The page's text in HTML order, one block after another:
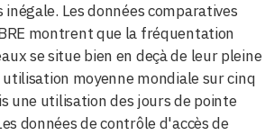
Les données comparatives
montrent que la fréquentation
se situe bien en deçà de leur pleine
utilisation moyenne mondiale sur cinq
une utilisation des jours de pointe
données de contrôle d'accès de